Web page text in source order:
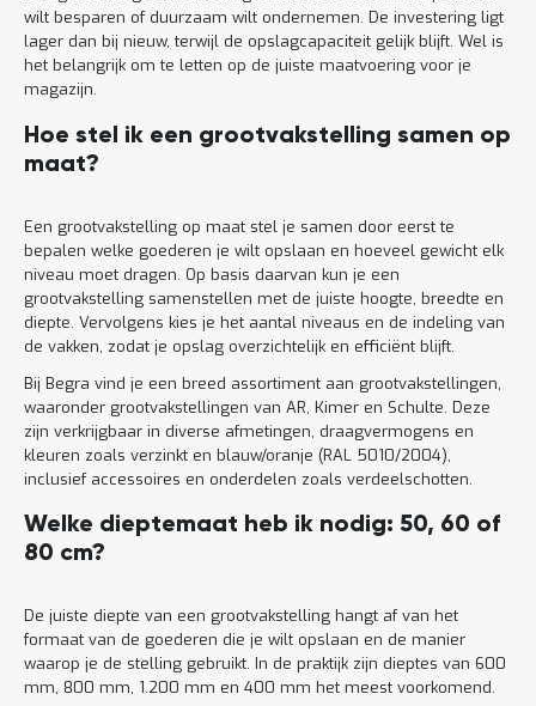
wilt besparen of duurzaam wilt ondernemen. De investering ligt
lager dan bij nieuw, terwijl de opslagcapaciteit gelijk blijft. Wel is
het belangrijk om te letten op de juiste maatvoering voor je
magazijn.
Hoe stel ik een grootvakstelling samen op
maat?
Een grootvakstelling op maat stel je samen door eerst te
bepalen welke goederen je wilt opslaan en hoeveel gewicht elk
niveau moet dragen. Op basis daarvan kun je een
grootvakstelling samenstellen met de juiste hoogte, breedte en
diepte. Vervolgens kies je het aantal niveaus en de indeling van
de vakken, zodat je opslag overzichtelijk en efficiënt blijft.
Bij Begra vind je een breed assortiment aan grootvakstellingen,
waaronder grootvakstellingen van AR, Kimer en Schulte. Deze
zijn verkrijgbaar in diverse afmetingen, draagvermogens en
kleuren zoals verzinkt en blauw/oranje (RAL 5010/2004),
inclusief accessoires en onderdelen zoals verdeelschotten.
Welke dieptemaat heb ik nodig: 50, 60 of
80 cm?
De juiste diepte van een grootvakstelling hangt af van het
formaat van de goederen die je wilt opslaan en de manier
waarop je de stelling gebruikt. In de praktijk zijn dieptes van 600
mm, 800 mm, 1.200 mm en 400 mm het meest voorkomend.